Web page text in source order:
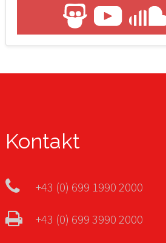
Kontakt
+43 (0) 699 1990 2000
+43 (0) 699 3990 2000